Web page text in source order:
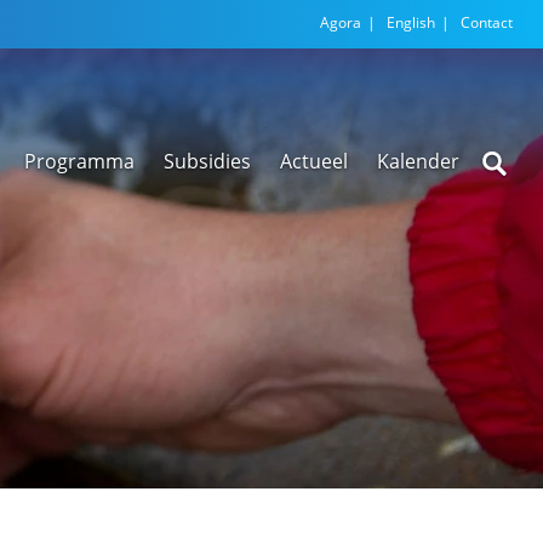
Agora English Contact
Programma
Regionale
versnellingstafel
Beethoven Wonen
Subsidies Actueel Kalender